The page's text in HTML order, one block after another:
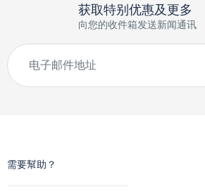
获取特别优惠及更多
向您的收件箱发送新闻通讯
需要幫助？